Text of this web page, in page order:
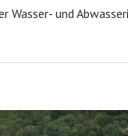
Wasser- und